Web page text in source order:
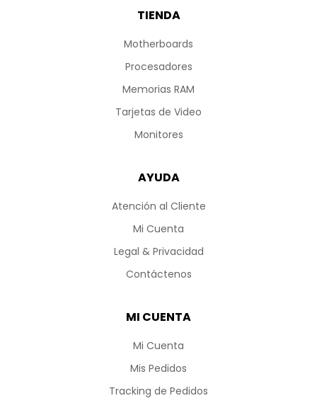
TIENDA
Motherboards
Procesadores
Memorias RAM
Tarjetas de Video
Monitores
AYUDA
Atención al Cliente
Mi Cuenta
Legal & Privacidad
Contáctenos
MI CUENTA
Mi Cuenta
Mis Pedidos
Tracking de Pedidos